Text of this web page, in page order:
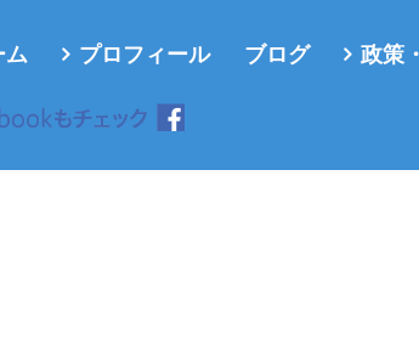
ム プロフィール ブログ 政策